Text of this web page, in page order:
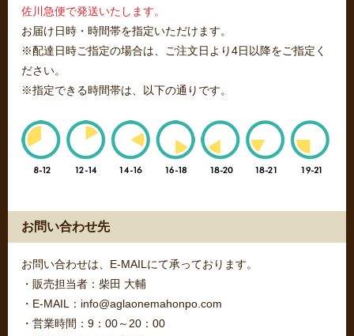
佐川急便で発送いたします。
お届け日時・時間帯を指定いただけます。
※配達日時ご指定の場合は、ご注文日より4日以降をご指定く
ださい。
※指定できる時間帯は、以下の通りです。
お問い合わせ先
お問い合わせは、E-MAILにて承っております。
・販売担当者：柴田 大輔
・E-MAIL：info@aglaonemahonpo.com
・営業時間：9：00～20：00